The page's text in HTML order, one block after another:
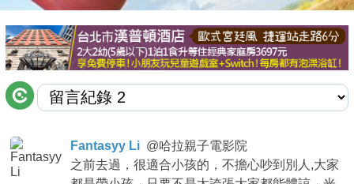
推薦景點
討論區
聯絡我們
APP下載
Fantasyy Li @哈拉親子電影院
之前去過，很適合小孩的，不擔心吵到別人,大家